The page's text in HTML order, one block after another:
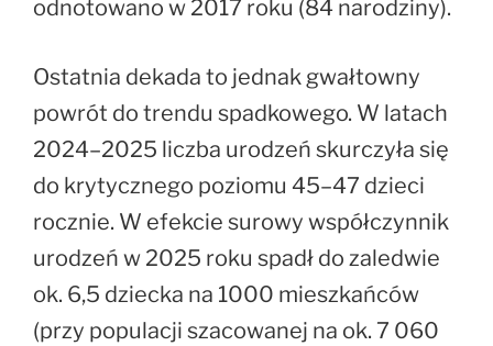
odnotowano w 2017 roku (84 narodziny).
Ostatnia dekada to jednak gwałtowny
powrót do trendu spadkowego. W latach
2024–2025 liczba urodzeń skurczyła się
do krytycznego poziomu 45–47 dzieci
rocznie. W efekcie surowy współczynnik
urodzeń w 2025 roku spadł do zaledwie
ok. 6,5 dziecka na 1000 mieszkańców
(przy populacji szacowanej na ok. 7 060